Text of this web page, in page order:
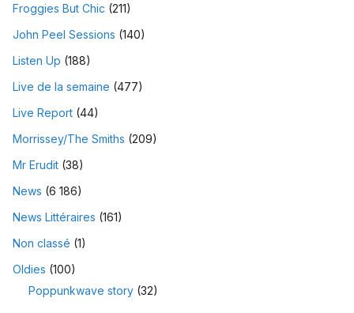
Froggies But Chic (211)
John Peel Sessions (140)
Listen Up (188)
Live de la semaine (477)
Live Report (44)
Morrissey/The Smiths (209)
Mr Erudit (38)
News (6 186)
News Littéraires (161)
Non classé (1)
Oldies (100)
Poppunkwave story (32)